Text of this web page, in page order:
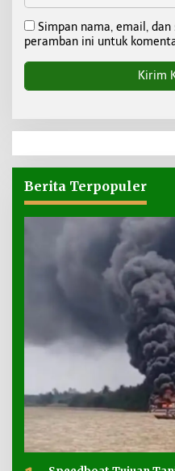
Simpan nama, email,
peramban ini untuk
Berita Terpopuler